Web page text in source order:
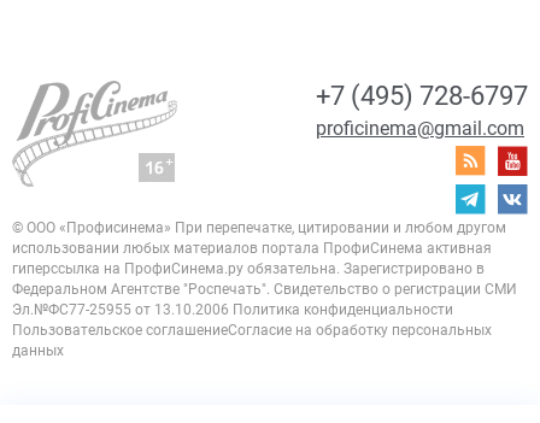
+7 (495) 728-6797
proficinema@gmail.com
© ООО «Профисинема» При перепечатке, цитировании и любом другом
использовании любых материалов портала ПрофиСинема активная
гиперссылка на ПрофиСинема.ру обязательна. Зарегистрировано в
Федеральном Агентстве "Роспечать". Свидетельство о регистрации СМИ
Эл.№ФС77-25955 от 13.10.2006 Политика конфиденциальности
Пользовательское соглашениеСогласие на обработку персональных
данных